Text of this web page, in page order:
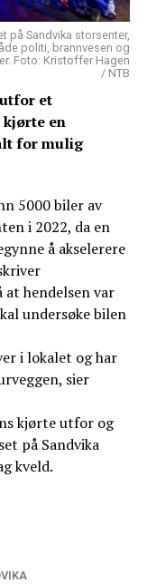
på Sandvika storsenter,
politi, brannvesen og
Foto: Kristoffer Hagen
/ NTB
et
kjørte en
for mulig
5000 biler av
i 2022, da en
å akselerere
hendelsen var
undersøke bilen
i lokalet og har
sier
kjørte utfor og
på Sandvika
kveld.